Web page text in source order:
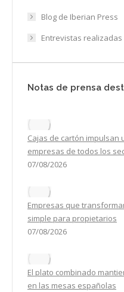
Blog de Iberian Press
Entrevistas realizadas
Notas de prensa
Cajas de cartón impulsan
empresas de todos los
07/08/2026
Empresas que
simple para propietarios
07/08/2026
El plato combinado
en las mesas españolas